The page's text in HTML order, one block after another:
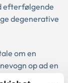
efterfølgende
degenerative
om en
op ad en